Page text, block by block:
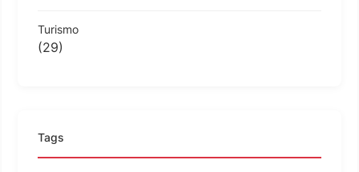
Turismo
(29)
Tags